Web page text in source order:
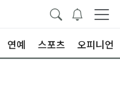
연예 스포츠 오피니언